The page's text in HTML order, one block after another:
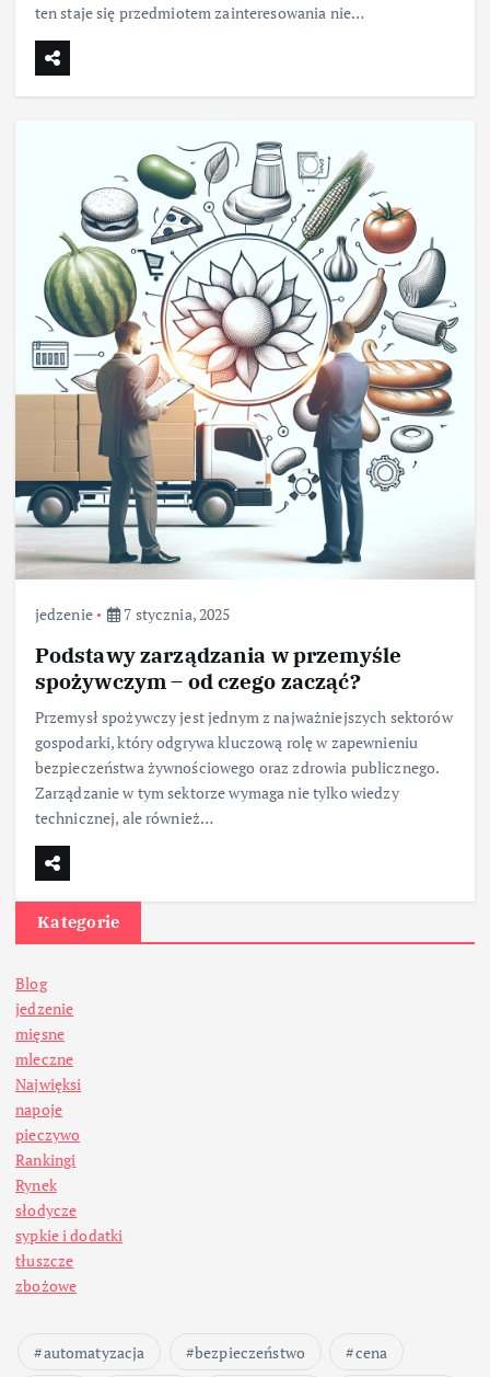
ten staje się przedmiotem zainteresowania nie…
jedzenie 7 stycznia, 2025
Podstawy zarządzania w przemyśle
spożywczym – od czego zacząć?
Przemysł spożywczy jest jednym z najważniejszych sektorów
gospodarki, który odgrywa kluczową rolę w zapewnieniu
bezpieczeństwa żywnościowego oraz zdrowia publicznego.
Zarządzanie w tym sektorze wymaga nie tylko wiedzy
technicznej, ale również…
Kategorie
Blog
jedzenie
mięsne
mleczne
Najwięksi
napoje
pieczywo
Rankingi
Rynek
słodycze
sypkie i dodatki
tłuszcze
zbożowe
automatyzacja bezpieczeństwo
cena